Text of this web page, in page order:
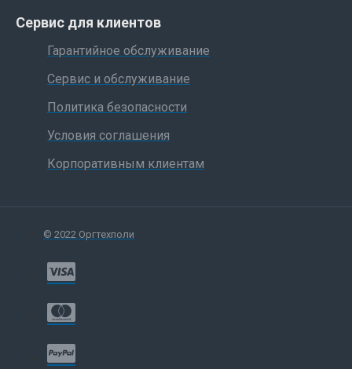
Сервис для клиентов
Гарантийное обслуживание
Сервис и обслуживание
Политика безопасности
Условия соглашения
Корпоративным клиентам
© 2022 Оргтехполи